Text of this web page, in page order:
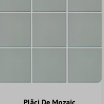
Plăci De Mozaic